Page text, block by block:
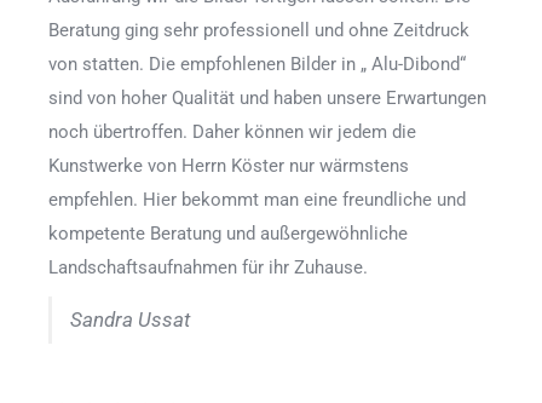
Beratung ging sehr professionell und ohne Zeitdruck
von statten. Die empfohlenen Bilder in „ Alu-Dibond“
sind von hoher Qualität und haben unsere Erwartungen
noch übertroffen. Daher können wir jedem die
Kunstwerke von Herrn Köster nur wärmstens
empfehlen. Hier bekommt man eine freundliche und
kompetente Beratung und außergewöhnliche
Landschaftsaufnahmen für ihr Zuhause.
Sandra Ussat